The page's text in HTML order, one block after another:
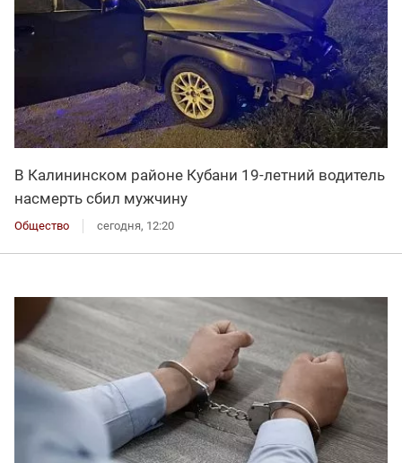
В Калининском районе Кубани 19-летний водитель
насмерть сбил мужчину
Общество сегодня, 12:20